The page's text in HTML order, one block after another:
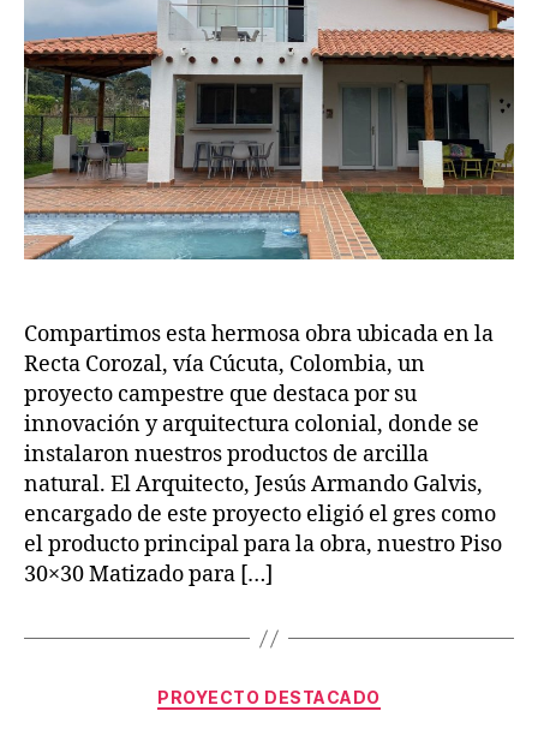
Compartimos esta hermosa obra ubicada en la
Recta Corozal, vía Cúcuta, Colombia, un
proyecto campestre que destaca por su
innovación y arquitectura colonial, donde se
instalaron nuestros productos de arcilla
natural. El Arquitecto, Jesús Armando Galvis,
encargado de este proyecto eligió el gres como
el producto principal para la obra, nuestro Piso
30×30 Matizado para […]
PROYECTO DESTACADO